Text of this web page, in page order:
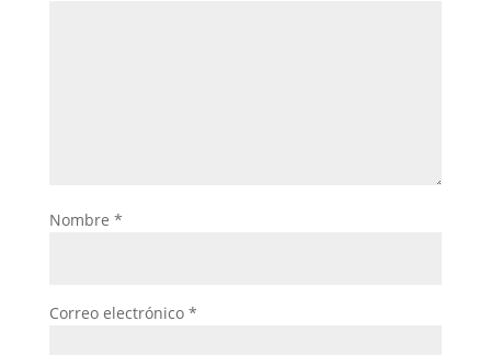
Nombre *
Correo electrónico *